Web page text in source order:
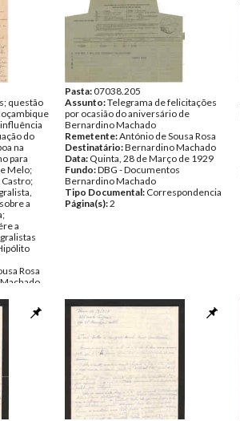
questão
do
na
para
Melo;
a
a
Rosa
Pasta:07038.205
Assunto:Telegrama de felicitações
por ocasião do aniversário de
Bernardino Machado
Remetente:António de Sousa Rosa
Destinatário:Bernardino Machado
Data: Quinta, 28 de Março de 1929
Fundo:DBG - Documentos
Bernardino Machado
Tipo Documental: Correspondencia
Página(s):2